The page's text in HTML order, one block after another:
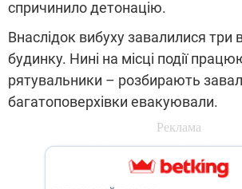
спричинило детонацію.
Внаслідок вибуху завалилися три
будинку. Нині на місці події
рятувальники – розбирають
багатоповерхівки евакуювали.